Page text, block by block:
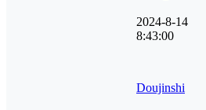
2024-8-14
8:43:00
Doujinshi